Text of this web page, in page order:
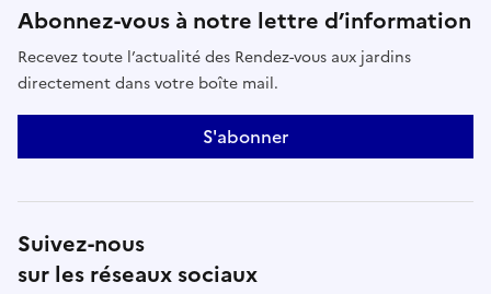
Abonnez-vous à notre lettre d’information
Recevez toute l’actualité des Rendez-vous aux jardins
directement dans votre boîte mail.
S'abonner
Suivez-nous
sur les réseaux sociaux